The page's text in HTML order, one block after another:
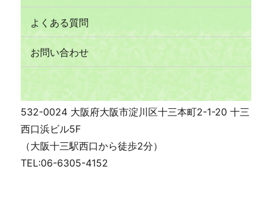
よくある質問
お問い合わせ
532-0024 大阪府大阪市淀川区十三本町2-1-20 十三
西口浜ビル5F
（大阪十三駅西口から徒歩2分）
TEL:06-6305-4152